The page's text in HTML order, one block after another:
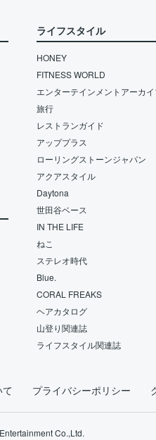
ライフスタイル
HONEY
FITNESS WORLD
エンターテインメントアーカ
旅行
レストランガイド
アッププラス
ローリングストーンジャパン
アクアスタイル
Daytona
世田谷ベース
IN THE LIFE
ねこ
ステレオ時代
Blue.
CORAL FREAKS
ヘアカタログ
山登り関連誌
ライフスタイル関連誌
プライバシーポリシー
Co.,Ltd.